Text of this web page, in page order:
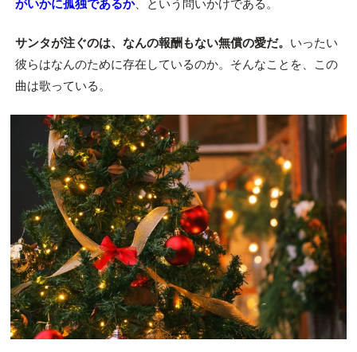
がいかに孤独であるか、という問いかけである。
サンタが注ぐのは、なんの報酬もない無償の愛だ。 いったい
彼らはなんのために存在しているのか。そんなことを、この
曲は歌っている。